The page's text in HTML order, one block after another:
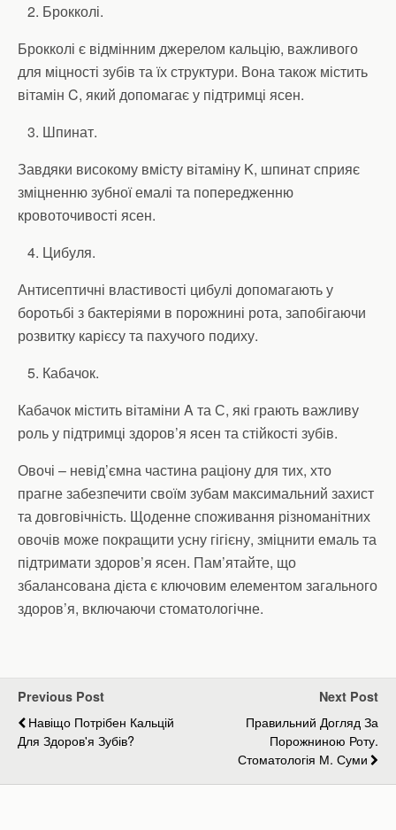
Брокколі.
Брокколі є відмінним джерелом кальцію, важливого
для міцності зубів та їх структури. Вона також містить
вітамін C, який допомагає у підтримці ясен.
Шпинат.
Завдяки високому вмісту вітаміну K, шпинат сприяє
зміцненню зубної емалі та попередженню
кровоточивості ясен.
Цибуля.
Антисептичні властивості цибулі допомагають у
боротьбі з бактеріями в порожнині рота, запобігаючи
розвитку карієсу та пахучого подиху.
Кабачок.
Кабачок містить вітаміни A та С, які грають важливу
роль у підтримці здоров’я ясен та стійкості зубів.
Овочі – невід’ємна частина раціону для тих, хто
прагне забезпечити своїм зубам максимальний захист
та довговічність. Щоденне споживання різноманітних
овочів може покращити усну гігієну, зміцнити емаль та
підтримати здоров’я ясен. Пам’ятайте, що
збалансована дієта є ключовим елементом загального
здоров’я, включаючи стоматологічне.
Previous Post
Навіщо Потрібен Кальцій
Для Здоров'я Зубів?
Next Post
Правильний Догляд За
Порожниною Роту.
Стоматологія М. Суми